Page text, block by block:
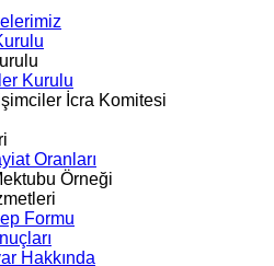
Kurulu
İcra Komitesi
Oranları
Örneği
Formu
Hakkında